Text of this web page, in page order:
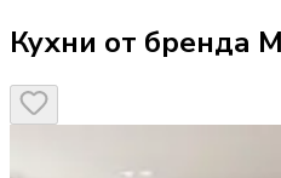
Кухни от бренда